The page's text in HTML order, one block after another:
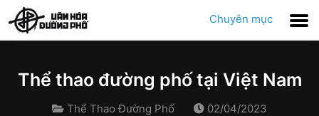
Chuyên mục
Thể thao đường phố tại Việt Nam
Thể Thao Đường Phố 02/04/2023